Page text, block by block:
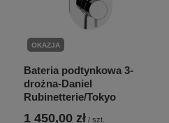
OKAZJA
Bateria podtynkowa 3-
drożna-Daniel
Rubinetterie/Tokyo
1 450,00 zł / szt.